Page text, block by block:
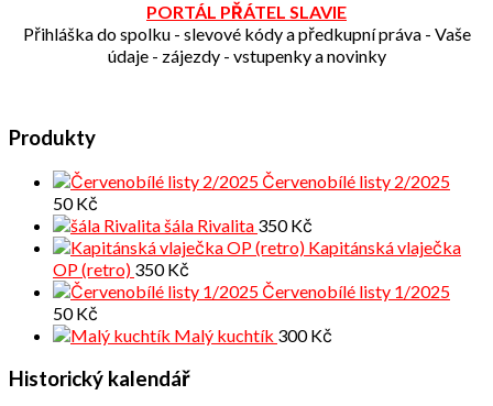
PORTÁL PŘÁTEL SLAVIE
Přihláška do spolku - slevové kódy a předkupní práva - Vaše
údaje - zájezdy - vstupenky a novinky
Produkty
Červenobílé listy 2/2025
50Kč
šála Rivalita 350Kč
Kapitánská vlaječka
OP (retro) 350Kč
Červenobílé listy 1/2025
50Kč
Malý kuchtík 300Kč
Historický kalendář